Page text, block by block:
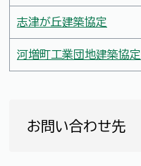
志津が丘建築協定
河増町工業団地建築協定
お問い合わせ先